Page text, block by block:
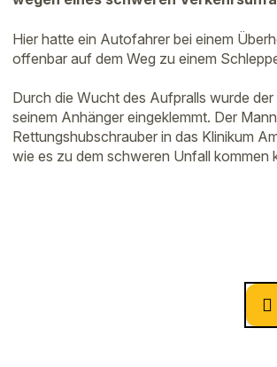
Hier hatte ein Autofahrer bei einem
offenbar auf dem Weg zu einem
Durch die Wucht des Aufpralls wurde
seinem Anhänger eingeklemmt. Der
Rettungshubschrauber in das Klinikum
wie es zu dem schweren Unfall kommen